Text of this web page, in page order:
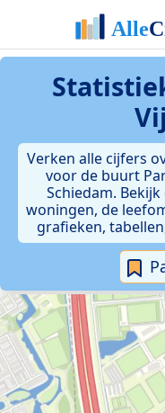
Verken alle cijfers
voor de buurt
Schiedam.
woningen, de
grafieken,